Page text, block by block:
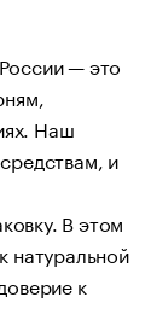
— это
Наш
и
В этом
натуральной
к